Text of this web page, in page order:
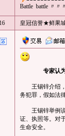
Battle battle 〃〃
皇冠信誉★鲜果
专家认
王锡锌介绍，
务犯罪，假如法
王锡锌举例说
证、执照等。对
生命安全。